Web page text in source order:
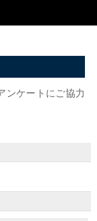
ンケートにご協力